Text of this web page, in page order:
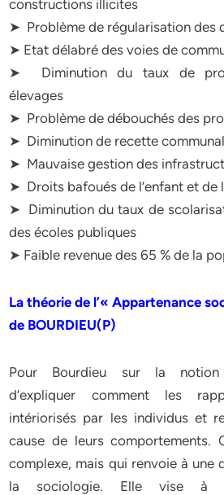
constructions illicites
➤ Problème de régularisation des
➤ Etat délabré des voies de
➤ Diminution du taux de
élevages
➤ Problème de débouchés des
➤ Diminution de recette
➤ Mauvaise gestion des
➤ Droits bafoués de l’enfant et de
➤ Diminution du taux de
des écoles publiques
➤ Faible revenue des 65 % de la
La théorie de l’« Appartenance
de BOURDIEU(P)
Pour Bourdieu sur la notion
d’expliquer comment les
intériorisés par les individus et
cause de leurs comportements.
complexe, mais qui renvoie à une
la sociologie. Elle vise à